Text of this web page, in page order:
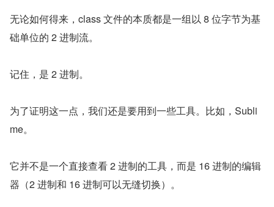
无论如何得来，class 文件的本质都是一组以 8 位字节为基
础单位的 2 进制流。
记住，是 2 进制。
为了证明这一点，我们还是要用到一些工具。比如，Subli
me。
它并不是一个直接查看 2 进制的工具，而是 16 进制的编辑
器（2 进制和 16 进制可以无缝切换）。